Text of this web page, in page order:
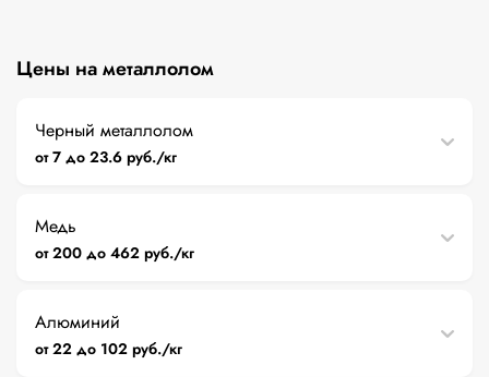
Цены на металлолом
Черный металлолом
от 7 до 23.6 руб./кг
Медь
от 200 до 462 руб./кг
Алюминий
от 22 до 102 руб./кг